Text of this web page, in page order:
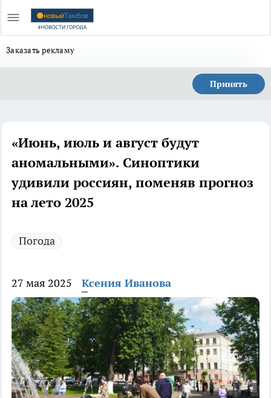
Заказать рекламу
Принять
«Июнь, июль и август будут
аномальными». Синоптики
удивили россиян, поменяв прогноз
на лето 2025
Погода
27 мая 2025 Ксения Иванова